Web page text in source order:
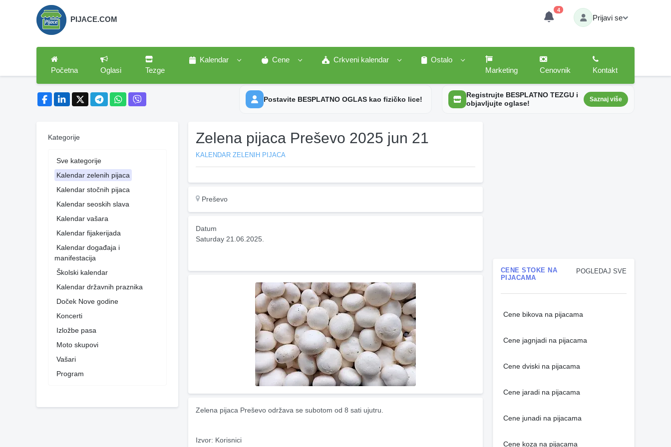
PIJACE.COM
4
Prijavi se
Početna Oglasi Tezge
Kalendar Cene Crkveni kalendar
Ostalo
Marketing
Cenovnik Kontakt
Postavite BESPLATNO OGLAS kao fizičko lice!
Registrujte BESPLATNO TEZGU i
objavljujte oglase!
Saznaj više
Kategorije
Sve kategorije
Kalendar zelenih pijaca
Kalendar stočnih pijaca
Kalendar seoskih slava
Kalendar vašara
Kalendar fijakerijada
Kalendar događaja i
manifestacija
Školski kalendar
Kalendar državnih praznika
Doček Nove godine
Koncerti
Izložbe pasa
Moto skupovi
Vašari
Program
Zelena pijaca Preševo 2025 jun 21
KALENDAR ZELENIH PIJACA
Preševo
Datum
Saturday 21.06.2025.
Zelena pijaca Preševo održava se subotom od 8 sati ujutru.
Izvor: Korisnici
POGLEDAJ SVE
CENE STOKE NA
PIJACAMA
Cene bikova na pijacama
Cene jagnjadi na pijacama
Cene dviski na pijacama
Cene jaradi na pijacama
Cene junadi na pijacama
Cene koza na pijacama